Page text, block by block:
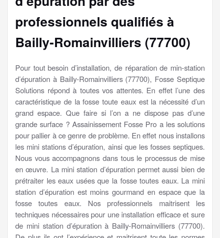
professionnels qualifiés à
Bailly-Romainvilliers (77700)
Pour tout besoin d’installation, de réparation de min-station
d’épuration à Bailly-Romainvilliers (77700), Fosse Septique
Solutions répond à toutes vos attentes. En effet l’une des
caractéristique de la fosse toute eaux est la nécessité d’un
grand espace. Que faire si l’on a ne dispose pas d’une
grande surface ? Assainissement Fosse Pro a les solutions
pour pallier à ce genre de problème. En effet nous installons
les mini stations d’épuration, ainsi que les fosses septiques.
Nous vous accompagnons dans tous le processus de mise
en œuvre. La mini station d’épuration permet aussi bien de
prétraiter les eaux usées que la fosse toutes eaux. La mini
station d’épuration est moins gourmand en espace que la
fosse toutes eaux. Nos professionnels maitrisent les
techniques nécessaires pour une installation efficace et sure
de mini station d’épuration à Bailly-Romainvilliers (77700).